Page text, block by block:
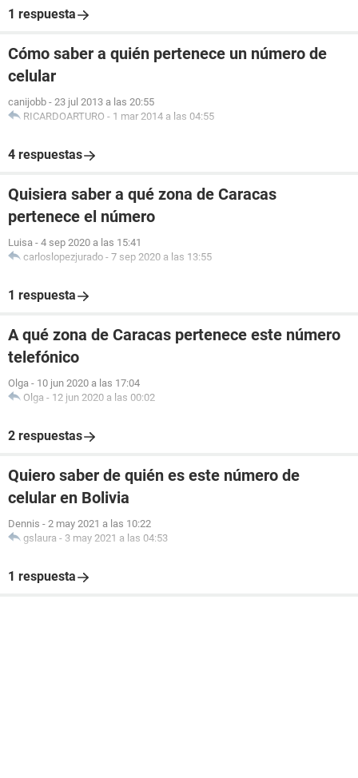
1 respuesta
Cómo saber a quién pertenece un número de
celular
canijobb - 23 jul 2013 a las 20:55
RICARDOARTURO - 1 mar 2014 a las 04:55
4 respuestas
Quisiera saber a qué zona de Caracas
pertenece el número
Luisa - 4 sep 2020 a las 15:41
carloslopezjurado - 7 sep 2020 a las 13:55
1 respuesta
A qué zona de Caracas pertenece este número
telefónico
Olga - 10 jun 2020 a las 17:04
Olga - 12 jun 2020 a las 00:02
2 respuestas
Quiero saber de quién es este número de
celular en Bolivia
Dennis - 2 may 2021 a las 10:22
gslaura - 3 may 2021 a las 04:53
1 respuesta